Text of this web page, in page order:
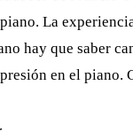
La
hay que saber
en el piano.